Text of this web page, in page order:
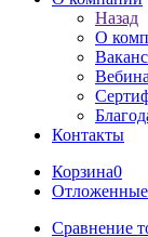
Назад
О
Контакты
Корзина0
Отложенные
Сравнение